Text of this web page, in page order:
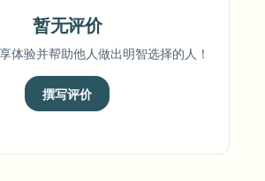
暂无评价
体验并帮助他人做出明智选择的人！
撰写评价